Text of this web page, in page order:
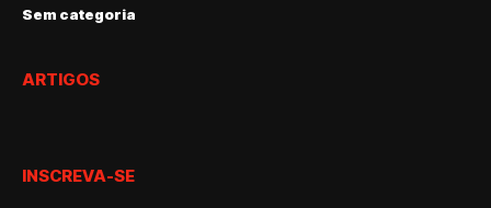
Sem categoria
ARTIGOS
INSCREVA-SE